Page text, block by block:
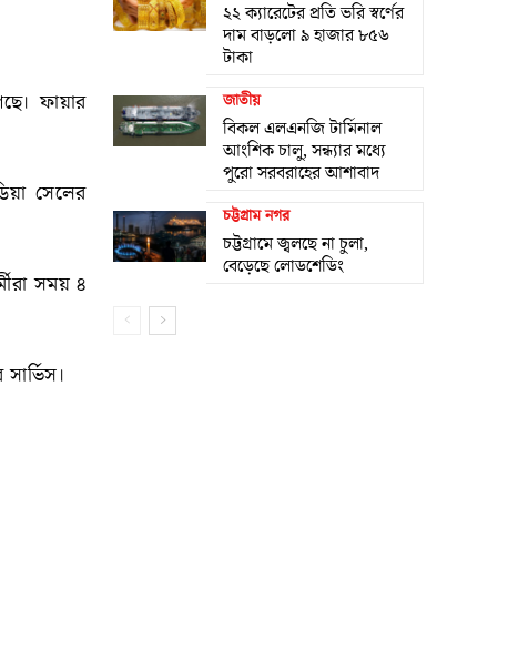
ফায়ার
সেলের
সময় ৪
২২ ক্যারেটের প্রতি ভরি স্বর্ণের
দাম বাড়লো ৯ হাজার ৮৫৬
টাকা
জাতীয়
বিকল এলএনজি টার্মিনাল
আংশিক চালু, সন্ধ্যার মধ্যে
পুরো সরবরাহের আশাবাদ
চট্টগ্রাম নগর
চট্টগ্রামে জ্বলছে না চুলা,
বেড়েছে লোডশেডিং